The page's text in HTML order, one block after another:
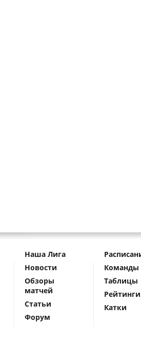
Наша Лига
Новости
Обзоры
матчей
Статьи
Форум
Команды
Таблицы
Рейтинги
Катки